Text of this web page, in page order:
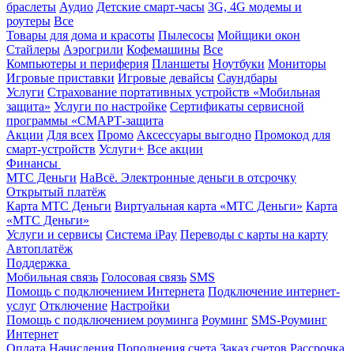
браслеты Аудио Детские смарт-часы 3G, 4G модемы и
роутеры Все
Товары для дома и красоты Пылесосы Мойщики окон
Стайлеры Аэрогрили Кофемашины Все
Компьютеры и периферия Планшеты Ноутбуки Мониторы
Игровые приставки Игровые девайсы Саундбары
Услуги Страхование портативных устройств «Мобильная
защита» Услуги по настройке Сертификаты сервисной
программы «СМАРТ-защита
Акции Для всех Промо Аксессуары выгодно Промокод для
смарт-устройств Услуги+ Все акции
Финансы
МТС Деньги НаВсё. Электронные деньги в отсрочку
Открытый платёж
Карта МТС Деньги Виртуальная карта «МТС Деньги» Карта
«МТС Деньги»
Услуги и сервисы Система iPay Переводы с карты на карту
Автоплатёж
Поддержка
Мобильная связь Голосовая связь SMS
Помощь с подключением Интернета Подключение интернет-
услуг Отключение Настройки
Помощь с подключением роуминга Роуминг SMS-Роуминг
Интернет
Оплата Начисления Пополнения счета Заказ счетов Рассрочка